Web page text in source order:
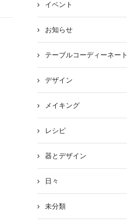
イベント
お知らせ
テーブルコーディーネート
デザイン
メイキング
レシピ
器とデザイン
日々
未分類